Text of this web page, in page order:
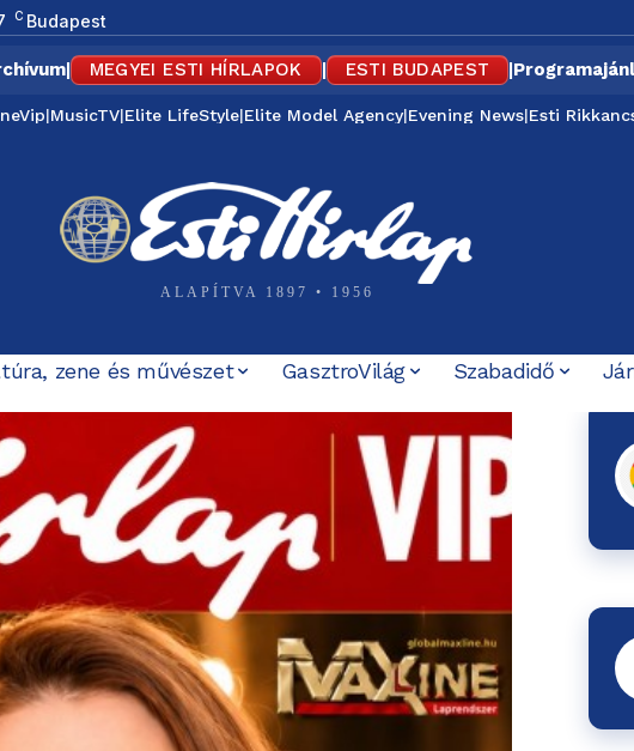
C Budapest
| MEGYEI ESTI HÍRLAPOK | ESTI BUDAPEST |
|MusicTV|Elite LifeStyle|Elite Model Agency|Evening News|Esti
ALAPÍTVA 1897 • 1956
zene és művészet GasztroVilág Szabadidő